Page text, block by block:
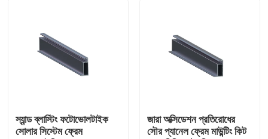
স্যান্ড ব্লাস্টিং ফটোভোলটাইক
সোলার সিস্টেম ফ্রেম
জারা অক্সিডেশন প্রতিরোধের
সৌর প্যানেল ফ্রেম মাউন্টিং কিট